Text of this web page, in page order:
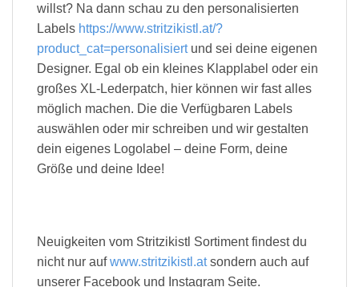
willst? Na dann schau zu den personalisierten
Labels https://www.stritzikistl.at/?
product_cat=personalisiertund sei deine eigenen
Designer. Egal ob ein kleines Klapplabel oder ein
großes XL-Lederpatch, hier können wir fast alles
möglich machen. Die die Verfügbaren Labels
auswählen oder mir schreiben und wir gestalten
dein eigenes Logolabel – deine Form, deine
Größe und deine Idee!
Neuigkeiten vom Stritzikistl Sortiment findest du
nicht nur aufwww.stritzikistl.atsondern auch auf
unserer Facebook und Instagram Seite.